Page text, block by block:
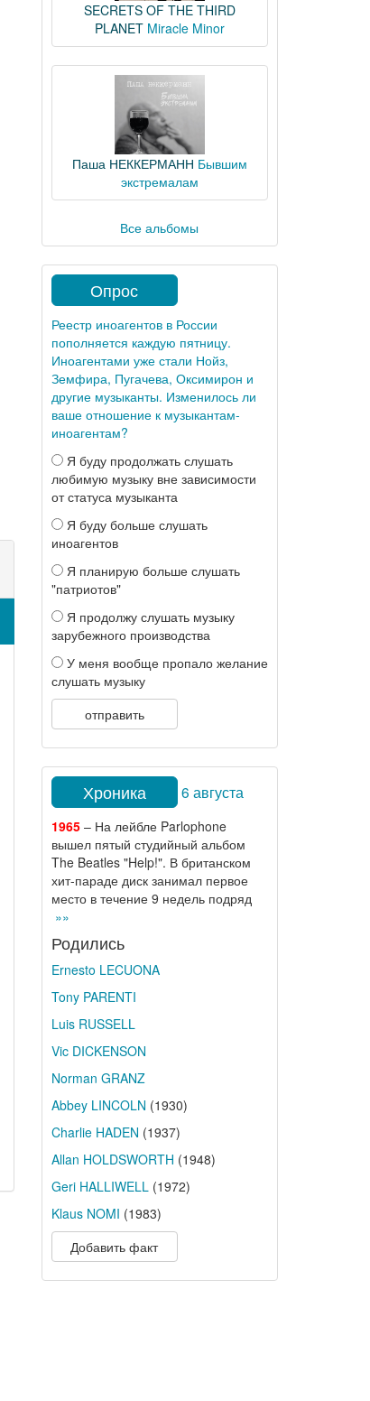
SECRETS OF THE THIRD
PLANET Miracle Minor
Паша НЕККЕРМАНН Бывшим
экстремалам
Все альбомы
Опрос
Реестр иноагентов в России
пополняется каждую пятницу.
Иноагентами уже стали Нойз,
Земфира, Пугачева, Оксимирон и
другие музыканты. Изменилось ли
ваше отношение к музыкантам-
иноагентам?
Я буду продолжать слушать
любимую музыку вне зависимости
от статуса музыканта
Я буду больше слушать
иноагентов
Я планирую больше слушать
"патриотов"
Я продолжу слушать музыку
зарубежного производства
У меня вообще пропало желание
слушать музыку
отправить
Хроника 6 августа
1965– На лейбле Parlophone
вышел пятый студийный альбом
The Beatles "Help!". В британском
хит-параде диск занимал первое
место в течение 9 недель подряд
»»
Родились
Ernesto LECUONA
Tony PARENTI
Luis RUSSELL
Vic DICKENSON
Norman GRANZ
Abbey LINCOLN (1930)
Charlie HADEN (1937)
Allan HOLDSWORTH (1948)
Geri HALLIWELL(1972)
Klaus NOMI (1983)
Добавить факт